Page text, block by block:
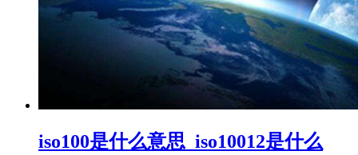
iso100是什么意思_iso10012是什么